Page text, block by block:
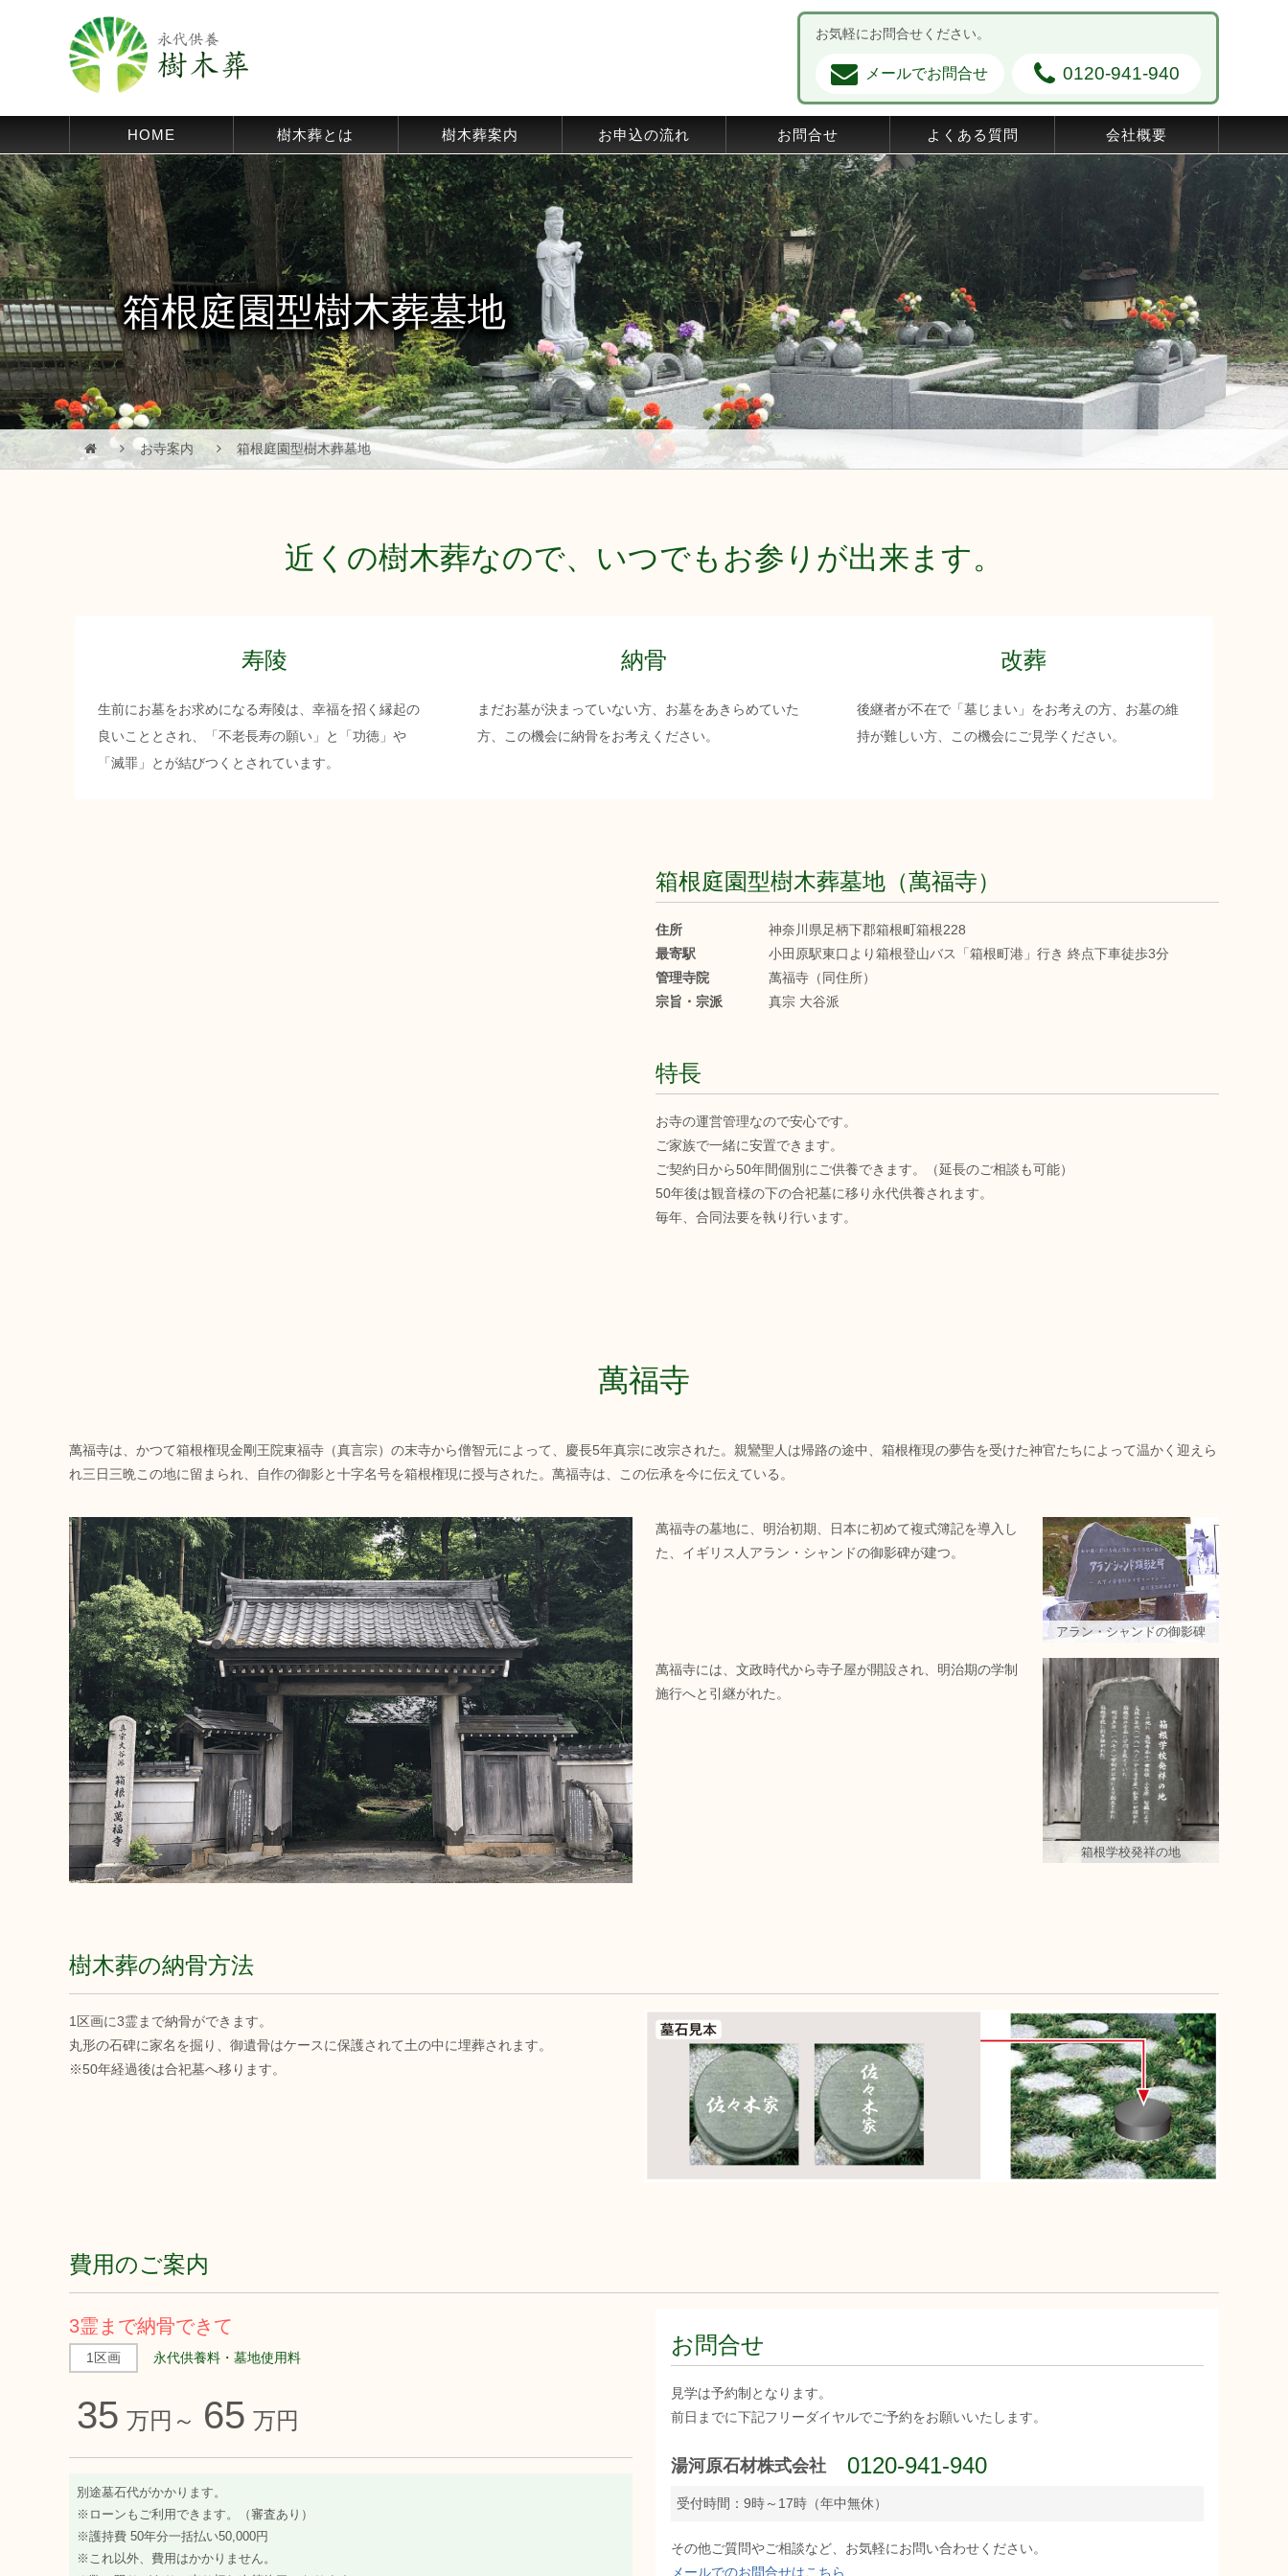
お気軽にお問合せください。
メールでお問合せ 0120-941-940
HOME 樹木葬とは 樹木葬案内 お申込の流れ お問合せ よくある質問 会社概要
箱根庭園型樹木葬墓地
お寺案内 箱根庭園型樹木葬墓地
近くの樹木葬なので、いつでもお参りが出来ます。
寿陵
生前にお墓をお求めになる寿陵は、幸福を招く縁起の
良いこととされ、「不老長寿の願い」と「功徳」や
「滅罪」とが結びつくとされています。
納骨
まだお墓が決まっていない方、お墓をあきらめていた
方、この機会に納骨をお考えください。
改葬
後継者が不在で「墓じまい」をお考えの方、お墓の維
持が難しい方、この機会にご見学ください。
箱根庭園型樹木葬墓地（萬福寺）
住所
神奈川県足柄下郡箱根町箱根228
最寄駅
小田原駅東口より箱根登山バス「箱根町港」行き 終点下車徒歩3分
管理寺院
萬福寺（同住所）
宗旨・宗派
真宗 大谷派
特長
お寺の運営管理なので安心です。
ご家族で一緒に安置できます。
ご契約日から50年間個別にご供養できます。（延長のご相談も可能）
50年後は観音様の下の合祀墓に移り永代供養されます。
毎年、合同法要を執り行います。
萬福寺
萬福寺は、かつて箱根権現金剛王院東福寺（真言宗）の末寺から僧智元によって、慶長5年真宗に改宗された。親鸞聖人は帰路の途中、箱根権現の夢告を受けた神官たちによって温かく迎えら
れ三日三晩この地に留まられ、自作の御影と十字名号を箱根権現に授与された。萬福寺は、この伝承を今に伝えている。
アラン・シャンドの御影碑
萬福寺の墓地に、明治初期、日本に初めて複式簿記を導入し
た、イギリス人アラン・シャンドの御影碑が建つ。
箱根学校発祥の地
萬福寺には、文政時代から寺子屋が開設され、明治期の学制
施行へと引継がれた。
樹木葬の納骨方法
1区画に3霊まで納骨ができます。
丸形の石碑に家名を掘り、御遺骨はケースに保護されて土の中に埋葬されます。
※50年経過後は合祀墓へ移ります。
費用のご案内
3霊まで納骨できて
1区画 永代供養料・墓地使用料
35 万円～ 65 万円
別途墓石代がかかります。
※ローンもご利用できます。（審査あり）
※護持費 50年分一括払い50,000円
※これ以外、費用はかかりません。
お問合せ
見学は予約制となります。
前日までに下記フリーダイヤルでご予約をお願いいたします。
湯河原石材株式会社 0120-941-940
受付時間：9時～17時（年中無休）
その他ご質問やご相談など、お気軽にお問い合わせください。
メールでのお問合せはこちら